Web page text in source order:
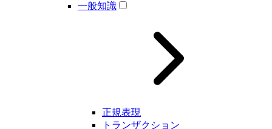
一般知識
正規表現
トランザクション